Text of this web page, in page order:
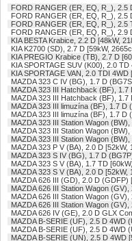
FORD RANGER (ER, EQ, R_), 2.5
FORD RANGER (ER, EQ, R_), 2.5
FORD RANGER (ER, EQ, R_), 2.5
FORD RANGER (ER, EQ, R_), 2.9
KIA BESTA Krabice, 2.2 D [48kW,
KIA K2700 (SD), 2.7 D [59kW,
KIA PREGIO Krabice (TB), 2.7 D
KIA SPORTAGE SUV (K00), 2.0
KIA SPORTAGE VAN, 2.0 TDI 4WD
MAZDA 323 C IV (BG), 1.7 D
MAZDA 323 III Hatchback (BF),
MAZDA 323 III Hatchback (BF),
MAZDA 323 III limuzína (BF), 1.7 D
MAZDA 323 III limuzína (BF), 1.7 D
MAZDA 323 III Station Wagon
MAZDA 323 III Station Wagon
MAZDA 323 III Station Wagon
MAZDA 323 P V (BA), 2.0 D [52kW,
MAZDA 323 S IV (BG), 1.7 D
MAZDA 323 S V (BA), 1.7 TD
MAZDA 323 S V (BA), 2.0 D [52kW,
MAZDA 626 III (GD), 2.0 D (GDFP)
MAZDA 626 III Station Wagon
MAZDA 626 III Station Wagon
MAZDA 626 III Station Wagon
MAZDA 626 IV (GE), 2.0 D GLX
MAZDA B-SERIE (UF), 2.5 D 4WD
MAZDA B-SERIE (UF), 2.5 D 4WD
MAZDA B-SERIE (UN), 2.5 D 4WD